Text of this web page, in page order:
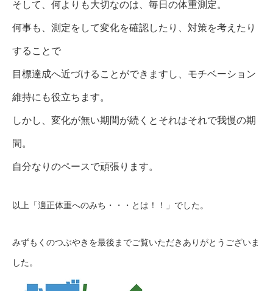
そして、何よりも大切なのは、毎日の体重測定。
何事も、測定をして変化を確認したり、対策を考えたり
することで
目標達成へ近づけることができますし、モチベーション
維持にも役立ちます。
しかし、変化が無い期間が続くとそれはそれで我慢の期
間。
自分なりのペースで頑張ります。
以上「適正体重へのみち・・・とは！！」でした。
みずもくのつぶやきを最後までご覧いただきありがとうございま
した。